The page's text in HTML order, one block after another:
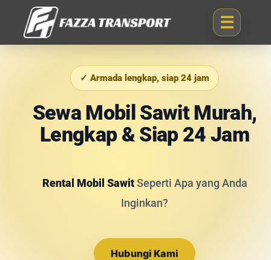
✓ Armada lengkap, siap 24 jam
Sewa Mobil Sawit Murah,
Lengkap & Siap 24 Jam
Rental Mobil SawitSeperti Apa yang Anda
Inginkan?
Hubungi Kami